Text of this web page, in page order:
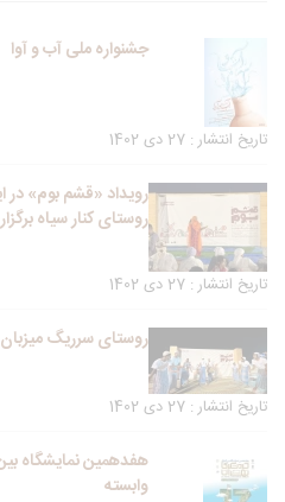
جشنواره ملی آب و آوا
تاریخ انتشار : 27 دی 1402
رویداد «قشم بوم»
روستای کنار سیاه
تاریخ انتشار : 27 دی 1402
روستای سرریگ
تاریخ انتشار : 27 دی 1402
هفدهمین نمایشگاه
وابسته